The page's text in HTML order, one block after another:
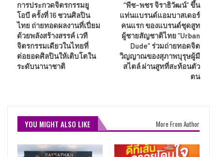
การประกวดจิตรกรรมยู
โอบี ครั้งที่ 16 ชวนศิลปิน
ไทย ถ่ายทอดผลงานที่เปี่ยม
ด้วยพลังสร้างสรรค์ เวที
จิตรกรรมเดียวในไทยที่
ต่อยอดศิลปินให้เติบโตใน
ระดับนานาชาติ
“พีช–พชร จิราธิวัฒน์” ขึ้น
แท่นแบรนด์แอมบาสเดอร์
คนแรก ของแบรนด์ชุดสูท
ผู้ชายสัญชาติไทย “Urban
Dude” ร่วมถ่ายทอดจิต
วิญญาณของสุภาพบุรุษผู้มี
สไตล์ ผ่านสูทที่สะท้อนตัว
ตน
YOU MIGHT ALSO LIKE More From Author